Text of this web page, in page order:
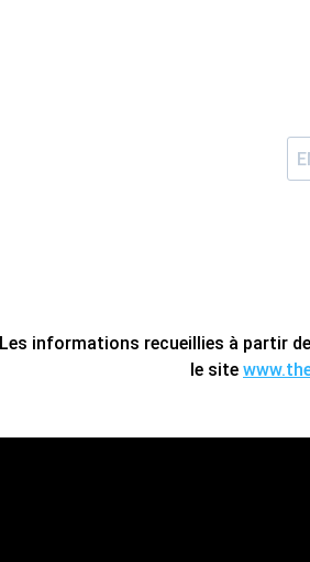
Les informations recueillies à partir
le site